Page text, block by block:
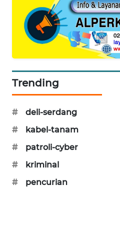
Trending
#
deli-serdang
#
kabel-tanam
#
patroli-cyber
#
kriminal
#
pencurian
ID
MAWAKA
MARTABAT
NET
PLN
MKLI